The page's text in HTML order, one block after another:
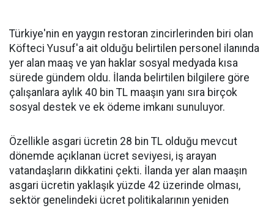
Türkiye'nin en yaygın restoran zincirlerinden biri olan
Köfteci Yusuf'a ait olduğu belirtilen personel ilanında
yer alan maaş ve yan haklar sosyal medyada kısa
sürede gündem oldu. İlanda belirtilen bilgilere göre
çalışanlara aylık 40 bin TL maaşın yanı sıra birçok
sosyal destek ve ek ödeme imkanı sunuluyor.
Özellikle asgari ücretin 28 bin TL olduğu mevcut
dönemde açıklanan ücret seviyesi, iş arayan
vatandaşların dikkatini çekti. İlanda yer alan maaşın
asgari ücretin yaklaşık yüzde 42 üzerinde olması,
sektör genelindeki ücret politikalarının yeniden